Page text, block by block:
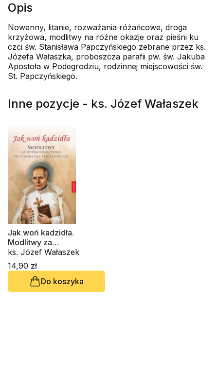
Opis
Nowenny, litanie, rozważania różańcowe, droga
krzyżowa, modlitwy na różne okazje oraz pieśni ku
czci św. Stanisława Papczyńskiego zebrane przez ks.
Józefa Wałaszka, proboszcza parafii pw. św. Jakuba
Apostoła w Podegrodziu, rodzinnej miejscowości św.
St. Papczyńskiego.
Inne pozycje - ks. Józef Wałaszek
Jak woń kadzidła.
Modlitwy za
wstawiennictwem św.
Stanisława
Papczyńskiego
ks. Józef Wałaszek
14,90 zł
Do koszyka